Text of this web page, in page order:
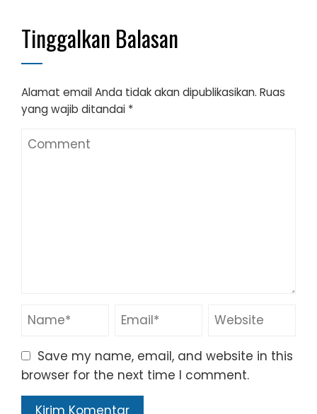
Tinggalkan Balasan
Alamat email Anda tidak akan dipublikasikan. Ruas
yang wajib ditandai *
Save my name, email, and website in this
browser for the next time I comment.